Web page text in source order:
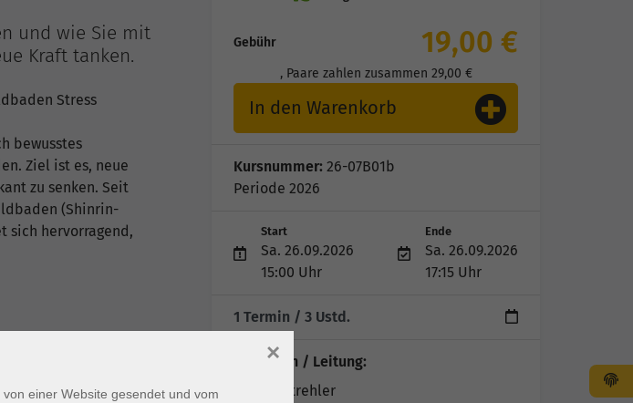
und wie Sie mit
Kraft tanken.
Stress
bewusstes
Ziel ist es, neue
zu senken. Seit
(Shinrin-
sich hervorragend,
Gebühr 19,00 €
, Paare zahlen zusammen 29,00 €
In den Warenkorb
Kursnummer: 26-07B01b
Periode 2026
Start
Sa. 26.09.2026
15:00 Uhr
Ende
Sa. 26.09.2026
17:15 Uhr
1 Termin / 3 Ustd.
Dozent*in / Leitung:
Jochen Strehler
einer Website gesendet und vom
×